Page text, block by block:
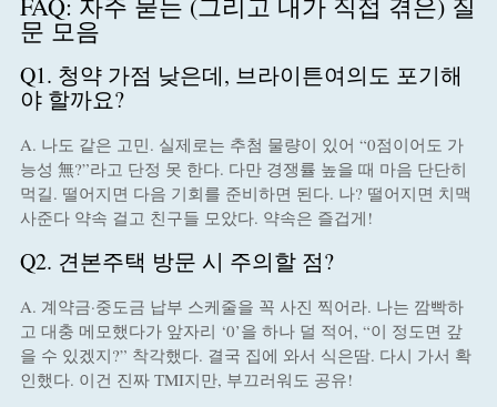
문 모음
Q1. 청약 가점 낮은데, 브라이튼여의도 포기해
야 할까요?
A. 나도 같은 고민. 실제로는 추첨 물량이 있어 “0점이어도 가
능성 無?”라고 단정 못 한다. 다만 경쟁률 높을 때 마음 단단히
먹길. 떨어지면 다음 기회를 준비하면 된다. 나? 떨어지면 치맥
사준다 약속 걸고 친구들 모았다. 약속은 즐겁게!
Q2. 견본주택 방문 시 주의할 점?
A. 계약금·중도금 납부 스케줄을 꼭 사진 찍어라. 나는 깜빡하
고 대충 메모했다가 앞자리 ‘0’을 하나 덜 적어, “이 정도면 갚
을 수 있겠지?” 착각했다. 결국 집에 와서 식은땀. 다시 가서 확
인했다. 이건 진짜 TMI지만, 부끄러워도 공유!